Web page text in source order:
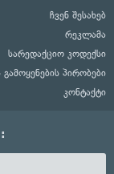
ჩვენ შესახებ
რეკლამა
სარედაქციო კოდექსი
პირობები
კონტაქტი